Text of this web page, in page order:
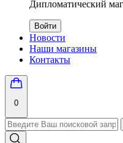
Дипломатический
Войти
Новости
Наши магазины
Контакты
0